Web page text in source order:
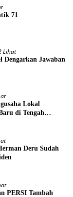
71
Lihat
Dengarkan Jawaban
Lokal
di Tengah
Deru Sudah
PERSI Tambah